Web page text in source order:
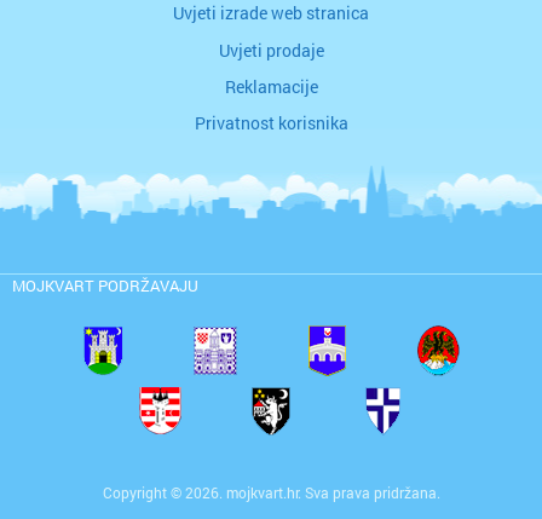
Uvjeti izrade web stranica
Uvjeti prodaje
Reklamacije
Privatnost korisnika
MOJKVART PODRŽAVAJU
Copyright © 2026. mojkvart.hr. Sva prava pridržana.